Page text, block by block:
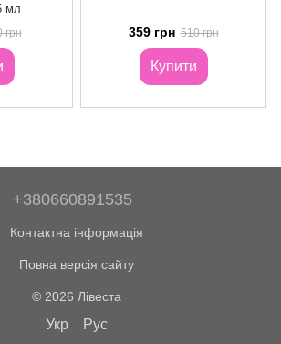
мл
грн 359 грн 510 грн
Купити
+380660891535
Контактна інформація
Повна версія сайту
© 2026 Лівеста
Укр Рус